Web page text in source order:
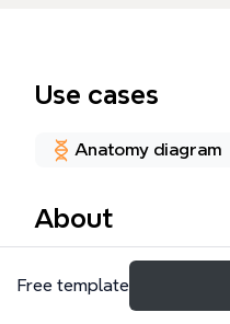
Use cases
Anatomy diagram
About
Este Reumato e
uma visão clínica
Free template